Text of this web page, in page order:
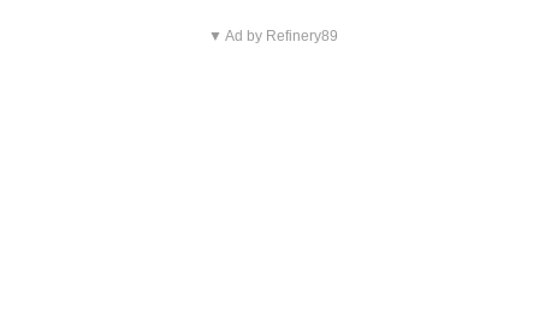
▼ Ad by Refinery89